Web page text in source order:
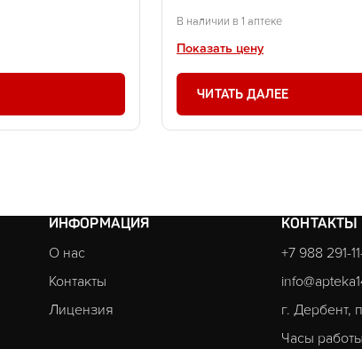
В наличии в 1 аптеке
Показать цену
ЧИТАТЬ ДАЛЕЕ
ИНФОРМАЦИЯ
О нас
Контакты
Лицензия
КОНТАКТЫ
+7 988 291-
г. Дербент,
Часы